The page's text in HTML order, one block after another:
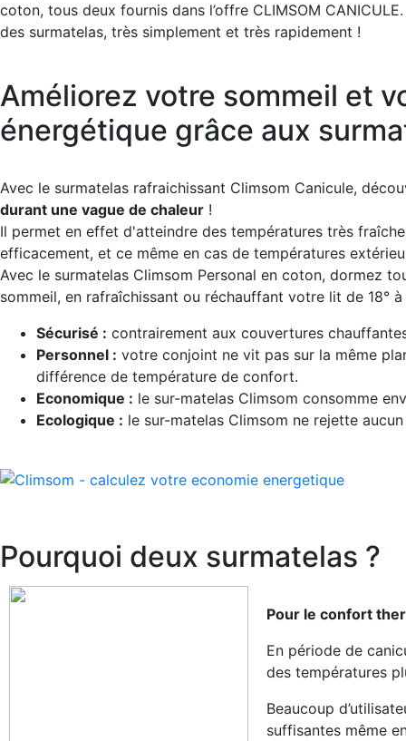
coton, tous deux fournis dans l’offre CLIMSOM
des surmatelas, très simplement et très rapidement !
Améliorez votre sommeil et
énergétique grâce aux
Avec le surmatelas rafraichissant Climsom Canicule,
durant une vague de chaleur !
Il permet en effet d'atteindre des températures très
efficacement, et ce même en cas de températures
Avec le surmatelas Climsom Personal en coton, dormez
sommeil, en rafraîchissant ou réchauffant votre lit de 18° à
Sécurisé : contrairement aux couvertures
Personnel : votre conjoint ne vit pas sur la même
différence de température de confort.
Economique : le sur-matelas Climsom consomme
Ecologique : le sur-matelas Climsom ne rejette
Pourquoi deux surmatelas ?
Pour le confort
En période de
des températures
Beaucoup
suffisantes même